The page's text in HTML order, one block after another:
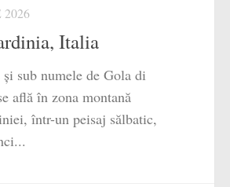
2026
Italia
sub numele de Gola di
află în zona montană
într-un peisaj sălbatic,